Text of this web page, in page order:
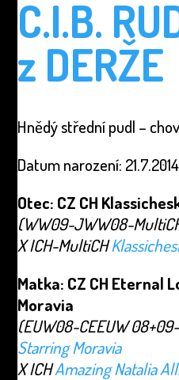
C.I.B.
z DERŽE
Hnědý střední pudl –
Datum narození: 21.7.2014
Otec: CZ CH
(WW09-JWW08-
X ICH-MultiCH
Matka: CZ CH Eternal
Moravia
(EUW08-CEEUW
Starring Moravia
X ICHAmazing Natalia